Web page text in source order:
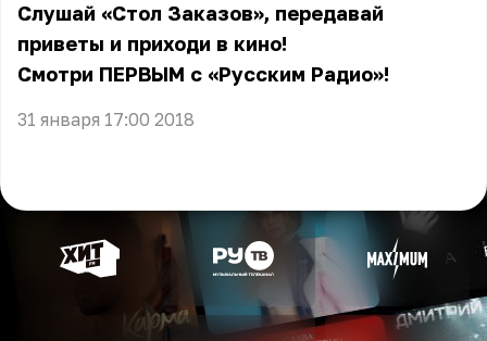
Слушай «Стол Заказов», передавай
приветы и приходи в кино!
Смотри ПЕРВЫМ с «Русским Радио»!
31 января 17:00 2018